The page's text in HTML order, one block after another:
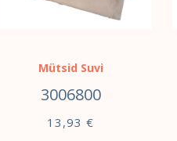
Mütsid Suvi
3006800
13,93 €